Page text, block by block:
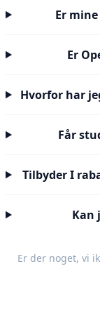
Er
Er
Hvorfor har
Får
Tilbyder I
Kan
Er der noget, vi